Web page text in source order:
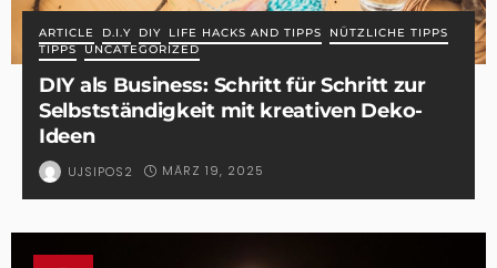
ARTICLE D.I.Y DIY LIFE HACKS AND TIPPS
NÜTZLICHE TIPPS
TIPPS UNCATEGORIZED
DIY als Business: Schritt für Schritt zur
Selbstständigkeit mit kreativen Deko-
Ideen
UJSIPOS2 MÄRZ 19, 2025